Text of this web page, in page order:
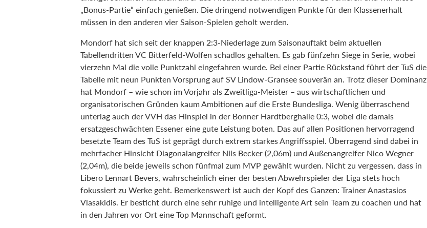
„Bonus-Partie“ einfach genießen. Die dringend notwendigen Punkte für den Klassenerhalt
müssen in den anderen vier Saison-Spielen geholt werden.
Mondorf hat sich seit der knappen 2:3-Niederlage zum Saisonauftakt beim aktuellen
Tabellendritten VC Bitterfeld-Wolfen schadlos gehalten. Es gab fünfzehn Siege in Serie, wobei
vierzehn Mal die volle Punktzahl eingefahren wurde. Bei einer Partie Rückstand führt der TuS die
Tabelle mit neun Punkten Vorsprung auf SV Lindow-Gransee souverän an. Trotz dieser Dominanz
hat Mondorf – wie schon im Vorjahr als Zweitliga-Meister – aus wirtschaftlichen und
organisatorischen Gründen kaum Ambitionen auf die Erste Bundesliga. Wenig überraschend
unterlag auch der VVH das Hinspiel in der Bonner Hardtberghalle 0:3, wobei die damals
ersatzgeschwächten Essener eine gute Leistung boten. Das auf allen Positionen hervorragend
besetzte Team des TuS ist geprägt durch extrem starkes Angriffsspiel. Überragend sind dabei in
mehrfacher Hinsicht Diagonalangreifer Nils Becker (2,06m) und Außenangreifer Nico Wegner
(2,04m), die beide jeweils schon fünfmal zum MVP gewählt wurden. Nicht zu vergessen, dass in
Libero Lennart Bevers, wahrscheinlich einer der besten Abwehrspieler der Liga stets hoch
fokussiert zu Werke geht. Bemerkenswert ist auch der Kopf des Ganzen: Trainer Anastasios
Vlasakidis. Er besticht durch eine sehr ruhige und intelligente Art sein Team zu coachen und hat
in den Jahren vor Ort eine Top Mannschaft geformt.